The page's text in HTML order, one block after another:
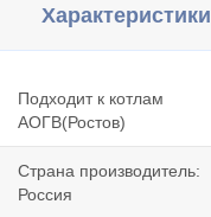
Характеристики
Подходит к котлам
АОГВ(Ростов)
Страна производитель:
Россия